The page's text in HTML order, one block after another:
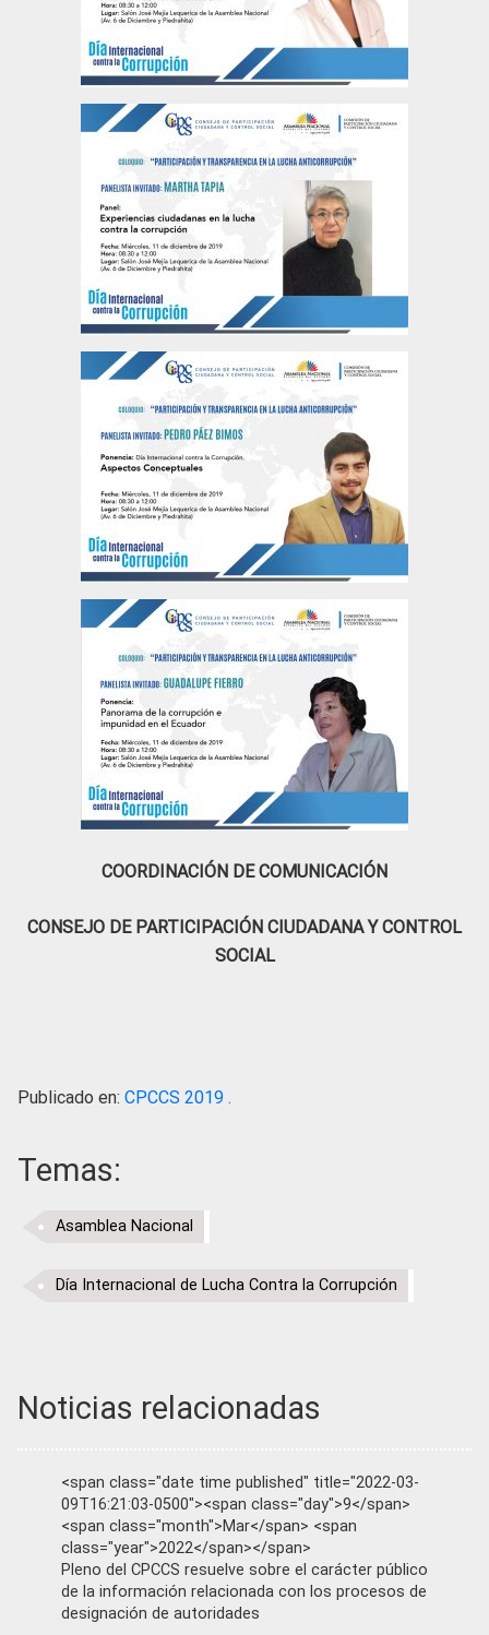
COORDINACIÓN DE COMUNICACIÓN
CONSEJO DE PARTICIPACIÓN CIUDADANA Y CONTROL
SOCIAL
Publicado en: CPCCS 2019 .
Temas:
Asamblea Nacional
Día Internacional de Lucha Contra la Corrupción
Noticias relacionadas
<span class="date time published" title="2022-03-
09T16:21:03-0500"><span class="day">9</span>
<span class="month">Mar</span> <span
class="year">2022</span></span>
Pleno del CPCCS resuelve sobre el carácter público
de la información relacionada con los procesos de
designación de autoridades